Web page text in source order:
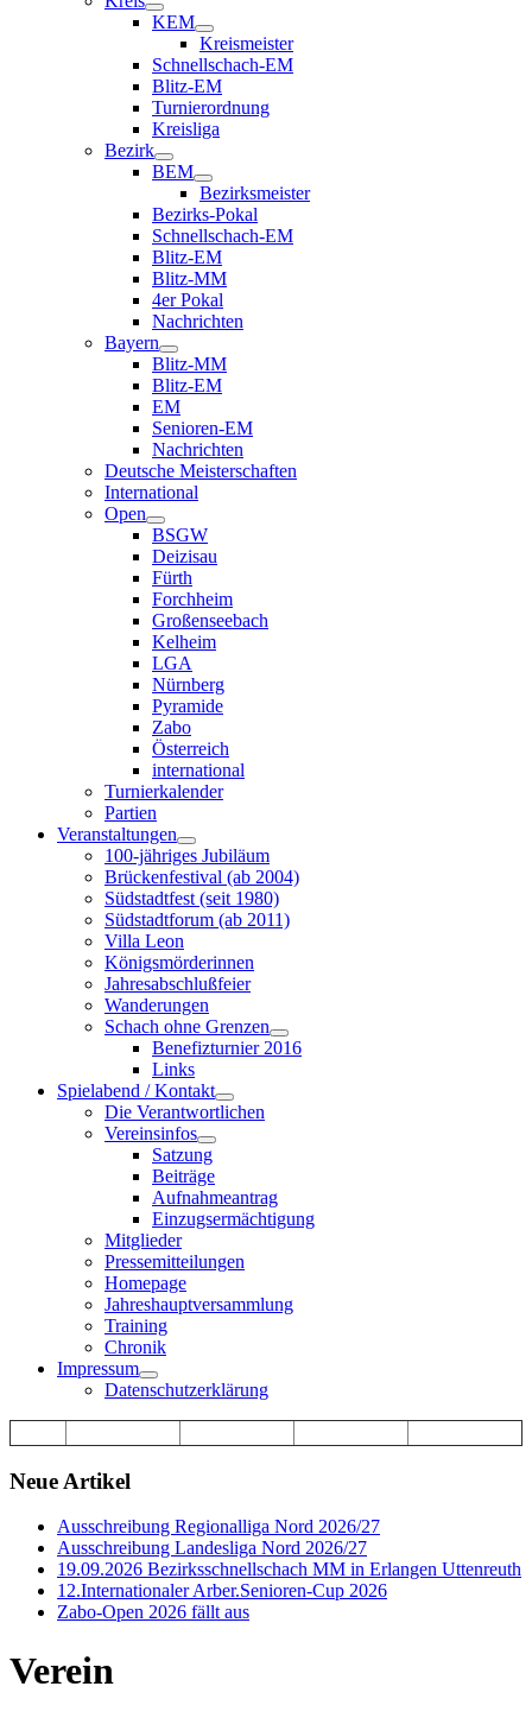
KEM
Kreismeister
Schnellschach-EM
Blitz-EM
Turnierordnung
Kreisliga
Bezirk
BEM
Bezirksmeister
Bezirks-Pokal
Schnellschach-EM
Blitz-EM
Blitz-MM
4er Pokal
Nachrichten
Bayern
Blitz-MM
Blitz-EM
EM
Senioren-EM
Nachrichten
Deutsche Meisterschaften
International
Open
BSGW
Deizisau
Fürth
Forchheim
Großenseebach
Kelheim
LGA
Nürnberg
Pyramide
Zabo
Österreich
international
Turnierkalender
Partien
Veranstaltungen
100-jähriges Jubiläum
Brückenfestival (ab 2004)
Südstadtfest (seit 1980)
Südstadtforum (ab 2011)
Villa Leon
Königsmörderinnen
Jahresabschlußfeier
Wanderungen
Schach ohne Grenzen
Benefizturnier 2016
Links
Spielabend / Kontakt
Die Verantwortlichen
Vereinsinfos
Satzung
Beiträge
Aufnahmeantrag
Einzugsermächtigung
Mitglieder
Pressemitteilungen
Homepage
Jahreshauptversammlung
Training
Chronik
Impressum
Datenschutzerklärung
Neue Artikel
Ausschreibung Regionalliga Nord 2026/27
Ausschreibung Landesliga Nord 2026/27
19.09.2026 Bezirksschnellschach MM in Erlangen Uttenreuth
12.Internationaler Arber.Senioren-Cup 2026
Zabo-Open 2026 fällt aus
Verein